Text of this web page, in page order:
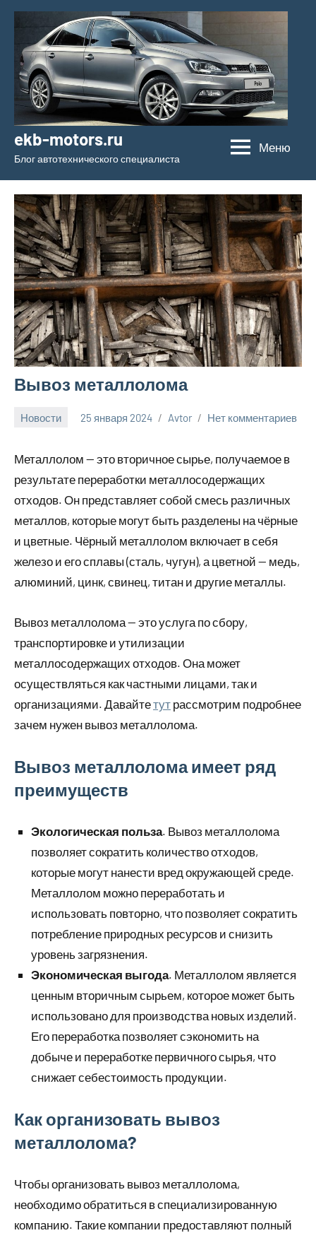
Перейти
содержимому
ekb-motors.ru
Блог автотехнического специалиста
Меню
Вывоз металлолома
Новости 25 января 2024 Avtor Нет комментариев
Металлолом — это вторичное сырье, получаемое в
результате переработки металлосодержащих
отходов. Он представляет собой смесь различных
металлов, которые могут быть разделены на чёрные
и цветные. Чёрный металлолом включает в себя
железо и его сплавы (сталь, чугун), а цветной — медь,
алюминий, цинк, свинец, титан и другие металлы.
Вывоз металлолома — это услуга по сбору,
транспортировке и утилизации
металлосодержащих отходов. Она может
осуществляться как частными лицами, так и
организациями. Давайтетут рассмотрим подробнее
зачем нужен вывоз металлолома.
Вывоз металлолома имеет ряд
преимуществ
Экологическая польза. Вывоз металлолома
позволяет сократить количество отходов,
которые могут нанести вред окружающей среде.
Металлолом можно переработать и
использовать повторно, что позволяет сократить
потребление природных ресурсов и снизить
уровень загрязнения.
Экономическая выгода. Металлолом является
ценным вторичным сырьем, которое может быть
использовано для производства новых изделий.
Его переработка позволяет сэкономить на
добыче и переработке первичного сырья, что
снижает себестоимость продукции.
Как организовать вывоз
металлолома?
Чтобы организовать вывоз металлолома,
необходимо обратиться в специализированную
компанию. Такие компании предоставляют полный